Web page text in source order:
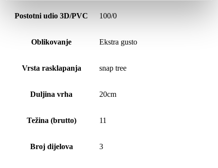
Postotni udio 3D/PVC 100/0
Oblikovanje Ekstra gusto
Vrsta rasklapanja snap tree
Duljina vrha 20cm
Težina (brutto) 11
Broj dijelova 3